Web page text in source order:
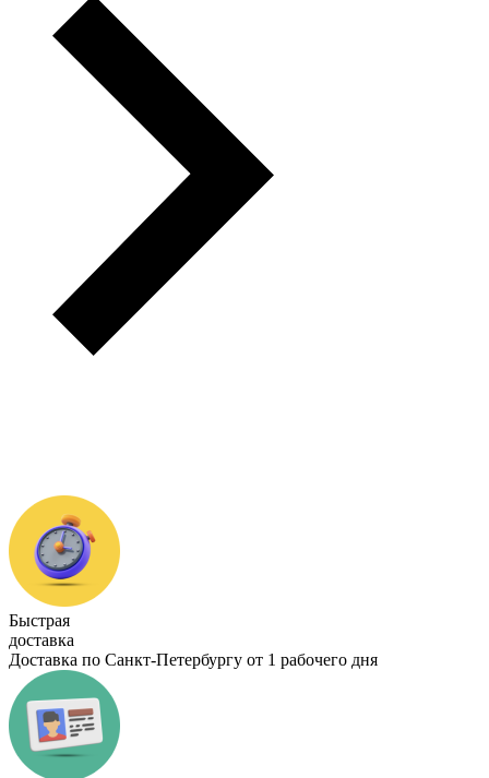
Быстрая
доставка
Доставка по Санкт-Петербургу от 1 рабочего дня